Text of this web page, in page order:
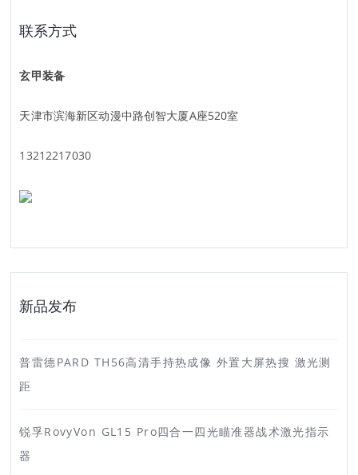
联系方式
玄甲装备
天津市滨海新区动漫中路创智大厦A座520室
13212217030
新品发布
普雷德PARD TH56高清手持热成像 外置大屏热搜 激光测
距
锐孚RovyVon GL15 Pro四合一四光瞄准器战术激光指示
器